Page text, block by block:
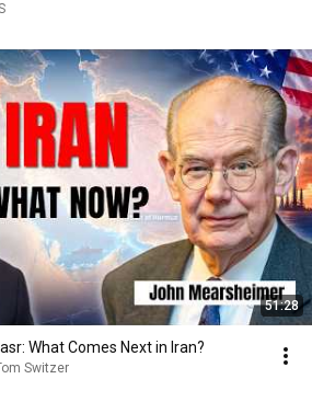
51:28
What Comes Next in Iran?
Switzer